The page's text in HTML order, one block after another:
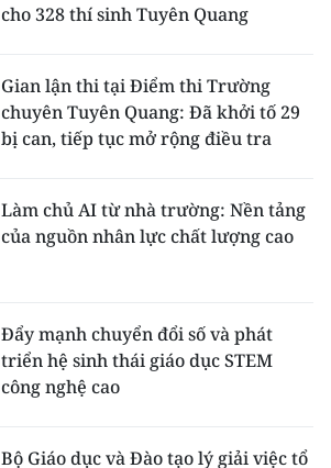
cho 328 thí sinh Tuyên Quang
Gian lận thi tại Điểm thi Trường
chuyên Tuyên Quang: Đã khởi tố 29
bị can, tiếp tục mở rộng điều tra
Làm chủ AI từ nhà trường: Nền tảng
của nguồn nhân lực chất lượng cao
Đẩy mạnh chuyển đổi số và phát
triển hệ sinh thái giáo dục STEM
công nghệ cao
Bộ Giáo dục và Đào tạo lý giải việc tổ